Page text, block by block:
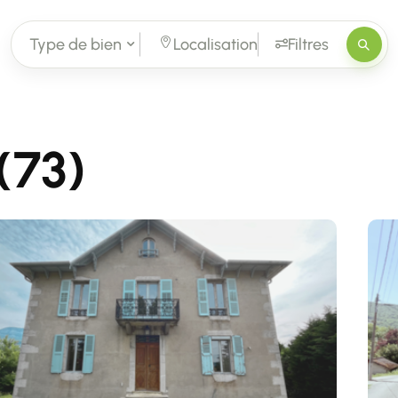
Type de bien Localisation Filtres